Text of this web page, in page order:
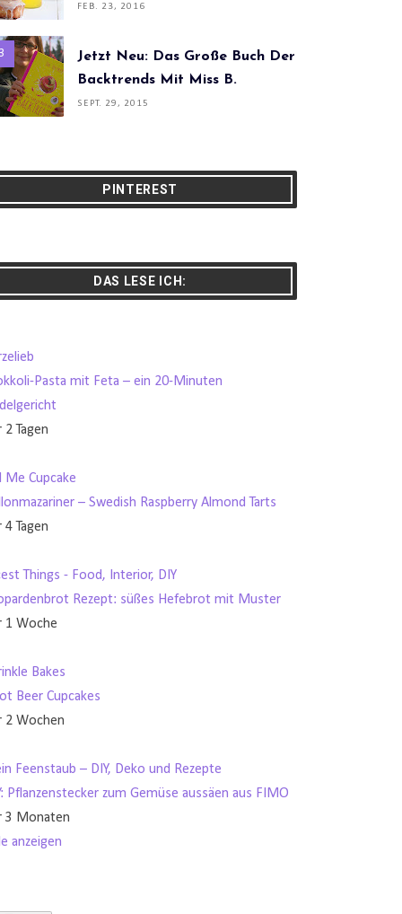
FEB. 23, 2016
Jetzt Neu: Das Große Buch Der
Backtrends Mit Miss B.
SEPT. 29, 2015
PINTEREST
DAS LESE ICH:
Pasta mit Feta – ein 20-Minuten
2 Tagen
Me Cupcake
– Swedish Raspberry Almond Tarts
4 Tagen
Things - Food, Interior, DIY
Rezept: süßes Hefebrot mit Muster
1 Woche
Bakes
Beer Cupcakes
2 Wochen
Feenstaub – DIY, Deko und Rezepte
Pflanzenstecker zum Gemüse aussäen aus FIMO
3 Monaten
anzeigen